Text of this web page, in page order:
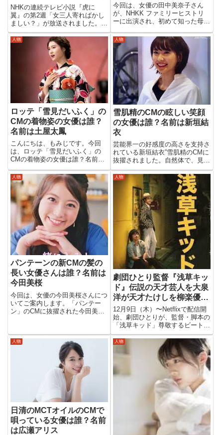
た声の表現」
NHKの連続テレビ小説『虎に
翼』の第2週「女三人寄ればかし
ましい？」が放送されました。主
人公の寅子の力強さと、伊藤沙莉
の愛嬌たっぷりの演技が際立つ本
作ですが、視聴者の心をさらに引
き込んだのが尾野真千子の「語
り」です。連続ドラマの最初の週
今回は、女優の田中美奈子さん
が、NHKK ファミリーヒストリ
ーに出演され、初めて知った母の
がどうして女優の道を選んだの
か？いろいろ調べていますので最
後までお付き合いくださいませ。
まずは、田中美佐子さんのプロフ
ィ...
人物
ロッテ「雪見だいふく」の
CMの着物姿の女優は誰？
名前は土屋太鳳
こんにちは、もみじです。今回
は、ロッテ「雪見だいふく」の
CMの着物姿の女優は誰？名前は
だいふく」のCMに出演の土屋太
鳳さんの着物姿が気になって調べ
て見ました？土屋太鳳ちゃんは、
日舞が特技だというぐらいなの
で、和...
人物
雪肌精のCMの眩しい笑顔
の女優は誰？名前は新垣結
衣
芸能界一の好感度の高さを支持さ
れている新垣結衣”雪肌精のCMに
抜擢されました。自然体で、見る
人を虜にする新たな新垣結衣が脚
光を浴びています！雪肌精「守
れ！すっぴん。」編新垣結衣プロ
フィールファッション雑誌「ニコ
ラ」の看板モデル出身名前：新
人物
パンテーンの新CMの髪の
長い女優さんは誰？名前は
今田美桜
今回は、女優の今田美桜さんにつ
いてご案内します。「パンテー
ン」のCMに抜擢された今田美桜
ミラクルズ】新CMに出演ロング
ヘアーをなびかせながら、爽やか
な今田美桜さんが映し出された
人物
劇団ひとり監督『浅草キッ
ド』伝説の天才芸人を大泉
洋が天才たけしを柳楽優弥
が・・・
12月9日（木）〜Netflixで配信開
始、劇団ひとりが、監督・脚本の
「浅草キッド」尊敬するビートた
けしさんの同名自叙伝を映画化し
ました。とにかくやりたかった作
品！ 出演キャストも個性豊かな
俳優陣が参加しています！劇団ひ
とりさんの想いの詰ま...
人物
日清のMCTオイルのCMで
唄っている女優は誰？名前
は広瀬アリス
人物